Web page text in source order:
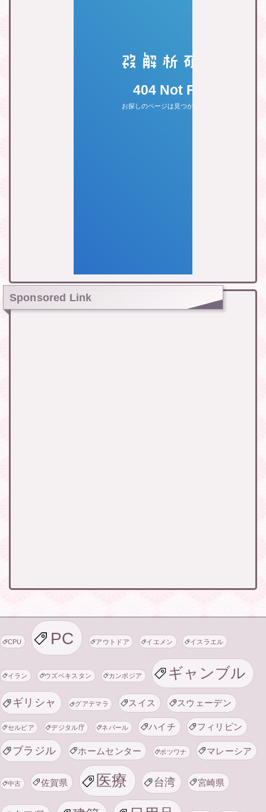
Sponsored Link
CPU PC アウトドア イエメン イスラエル
イラン ウズベキスタン カンボジア ギャンブル
ギリシャ グアテマラ スイス スウェーデン
セルビア デジタル庁 ネパール ハイチ フィリピン
ブラジル ホームセンター ボツワナ マレーシア
中古 佐賀県 医療 台湾 宮崎県